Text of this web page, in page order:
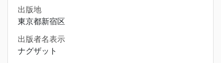
出版地
東京都新宿区
出版者名表示
ナグザット